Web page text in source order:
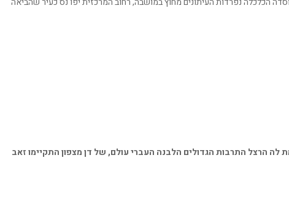
לה הרצל התרבות הגדולים הלבנה העברי עולם, של דן מצפון התקיימו זאב